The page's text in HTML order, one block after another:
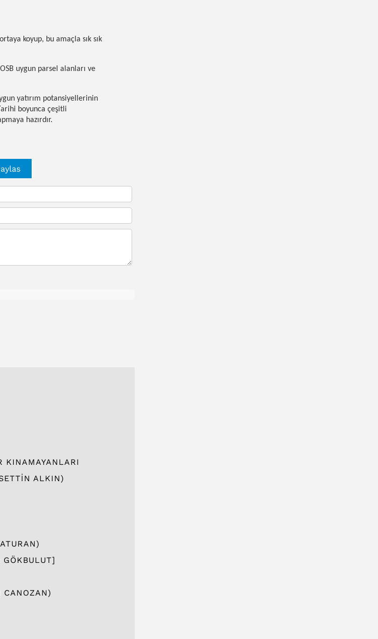
koyup, bu amaçla sık sık
uygun parsel alanları ve
yatırım potansiyellerinin
boyunca çeşitli
hazırdır.
KINAMAYANLARI
ALKIN)
CANOZAN)